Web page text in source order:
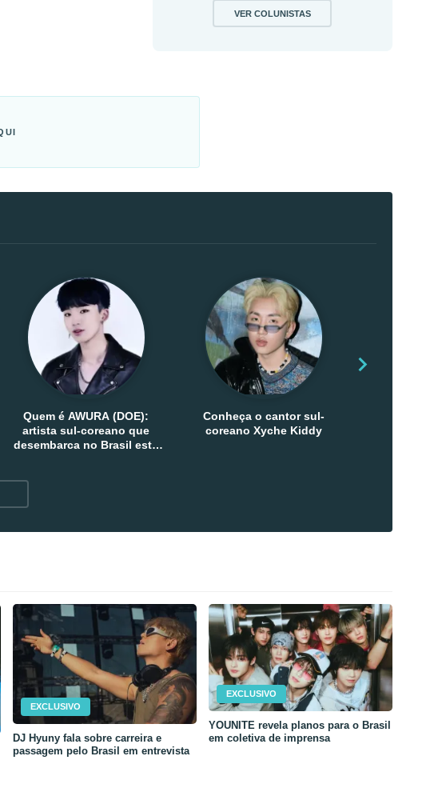
VER COLUNISTAS
Quem é AWURA (DOE):
artista sul-coreano que
desembarca no Brasil esta
Conheça o cantor sul-
coreano Xyche Kiddy
EXCLUSIVO
DJ Hyuny fala sobre carreira e
passagem pelo Brasil em entrevista
EXCLUSIVO
YOUNITE revela planos para o Brasil
em coletiva de imprensa